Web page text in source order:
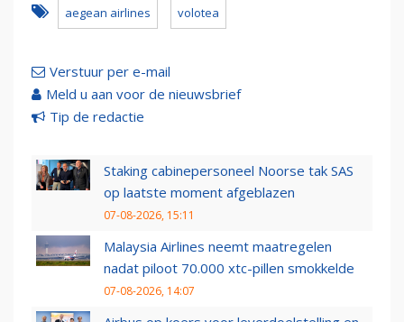
aegean airlines volotea
Verstuur per e-mail
Meld u aan voor de nieuwsbrief
Tip de redactie
Staking cabinepersoneel Noorse tak SAS
op laatste moment afgeblazen
07-08-2026, 15:11
Malaysia Airlines neemt maatregelen
nadat piloot 70.000 xtc-pillen smokkelde
07-08-2026, 14:07